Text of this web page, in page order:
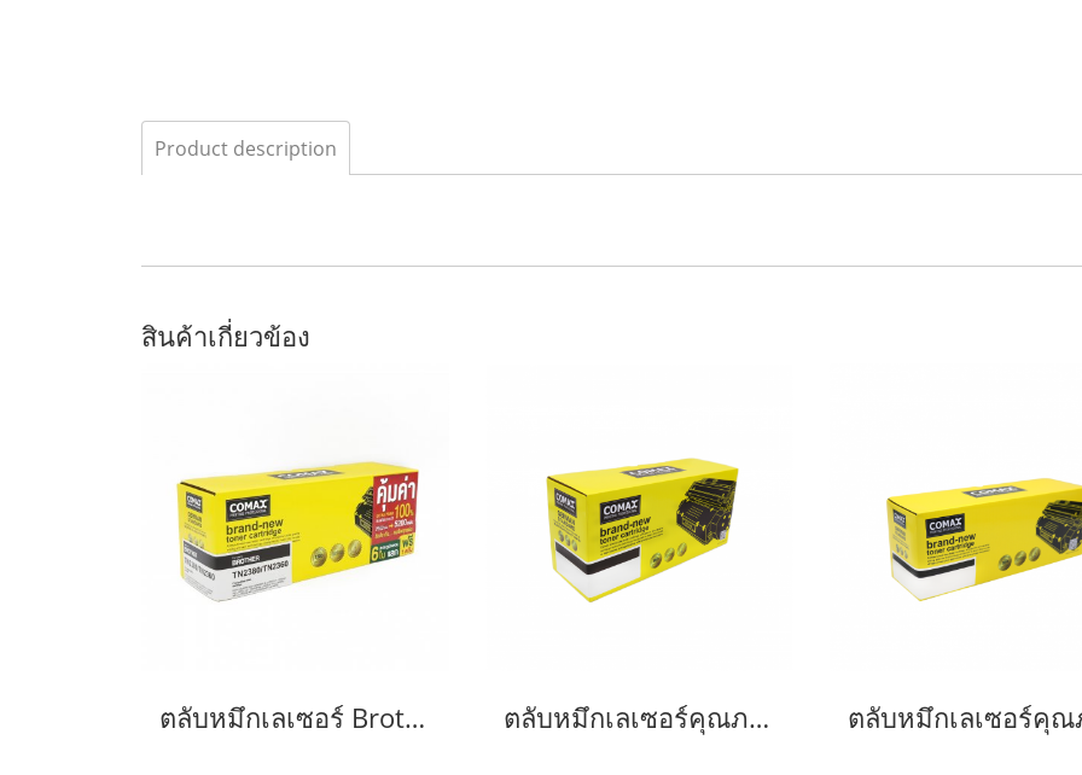
Product description
สินค้าเกี่ยวข้อง
ตลับหมึกเลเซอร์ Brother รุ่น TN2380 /TN2360 NEW-JUMBO ตลับหมึกเลเซอร์คุณภาพสูงสำหรับ Brother รุ่น TN2480